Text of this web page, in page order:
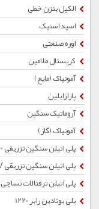
الکیل بنزن خطی
اسید استیک
اوره صنعتی
کریستال ملامین
آمونیاک (مایع)
پارازایلین
آروماتیک سنگین
آمونیاک (گاز)
پلی اتیلن سنگین تزریقی HI0500
پلی اتیلن سنگین تزریقی 60507UV
پلی اتیلن ترفتالات نساجی SUPER BRIGHT
پلی بوتادین رابر 1220